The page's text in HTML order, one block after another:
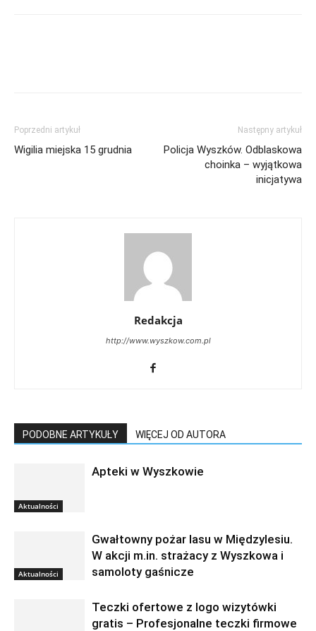
Poprzedni artykuł
Wigilia miejska 15 grudnia
Następny artykuł
Policja Wyszków. Odblaskowa
choinka – wyjątkowa
inicjatywa
Redakcja
http://www.wyszkow.com.pl
PODOBNE ARTYKUŁY WIĘCEJ OD AUTORA
Aktualności
Apteki w Wyszkowie
Aktualności
Gwałtowny pożar lasu w Międzylesiu.
W akcji m.in. strażacy z Wyszkowa i
samoloty gaśnicze
Teczki ofertowe z logo wizytówki
gratis – Profesjonalne teczki firmowe